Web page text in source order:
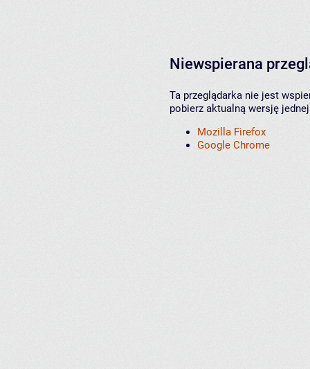
Niewspierana
Ta przeglądarka nie jest
pobierz aktualną wersję
Mozilla Firefox
Google Chrome